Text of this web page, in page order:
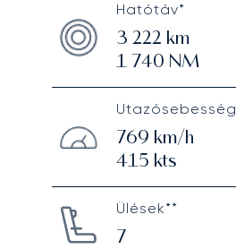
Hatótáv*
3 222 km
1 740 NM
Utazósebesség
769 km/h
415 kts
Ülések**
7